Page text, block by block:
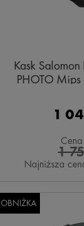
Kask
PHOTO
1
1
Najniższa
OBNIŻKA